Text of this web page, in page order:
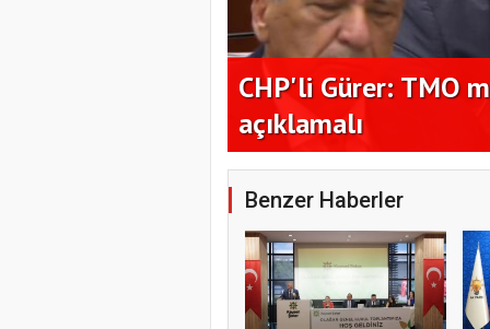
Hüseyin Akay'dan
çağrısı
Benzer Haberler